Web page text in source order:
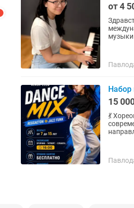
от 4
музыки
Набор
15
💃
современной